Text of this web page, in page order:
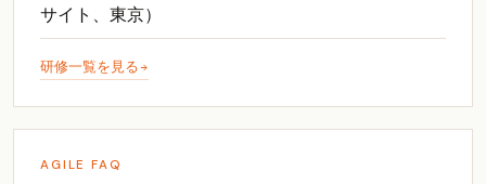
サイト、東京）
研修一覧を見る
AGILE FAQ